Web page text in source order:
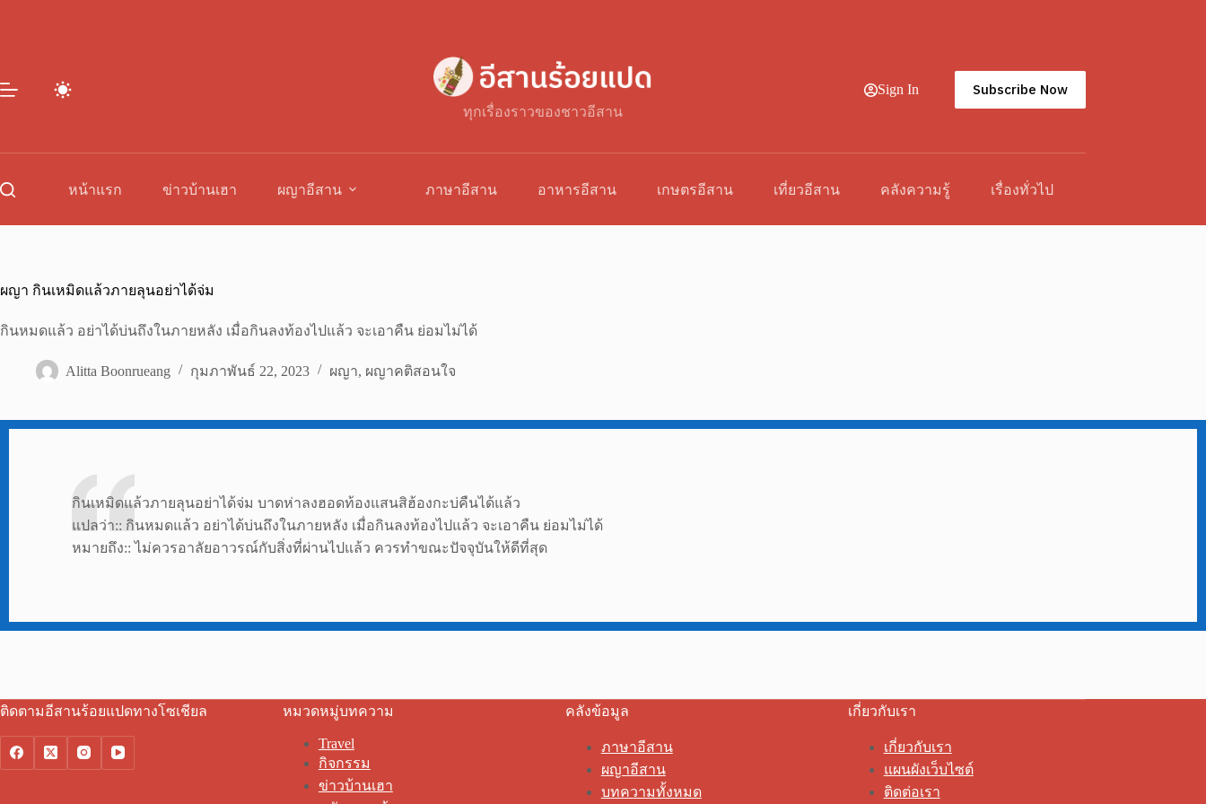
ทุกเรื่องราวของชาวอีสาน
Sign In Subscribe Now
หน้าแรก ข่าวบ้านเฮา ผญาอีสาน ภาษาอีสาน อาหารอีสาน เกษตรอีสาน เที่ยวอีสาน คลังความรู้ เรื่องทั่วไป
ผญา กินเหมิดแล้วภายลุนอย่าได้จ่ม
กินหมดแล้ว อย่าได้บ่นถึงในภายหลัง เมื่อกินลงท้องไปแล้ว จะเอาคืน ย่อมไม่ได้
Alitta Boonrueang กุมภาพันธ์ 22, 2023 ผญา, ผญาคติสอนใจ
กินเหมิดแล้วภายลุนอย่าได้จ่ม บาดห่าลงฮอดท้องแสนสิฮ้องกะบ่คืนได้แล้ว
แปลว่า:: กินหมดแล้ว อย่าได้บ่นถึงในภายหลัง เมื่อกินลงท้องไปแล้ว จะเอาคืน ย่อมไม่ได้
หมายถึง:: ไม่ควรอาลัยอาวรณ์กับสิ่งที่ผ่านไปแล้ว ควรทำขณะปัจจุบันให้ดีที่สุด
ติดตามอีสานร้อยแปดทางโซเชียล หมวดหมู่บทความ
Travel
กิจกรรม
ข่าวบ้านเฮา
คลังข้อมูล
ภาษาอีสาน
ผญาอีสาน
บทความทั้งหมด
เกี่ยวกับเรา
เกี่ยวกับเรา
แผนผังเว็บไซต์
ติดต่อเรา